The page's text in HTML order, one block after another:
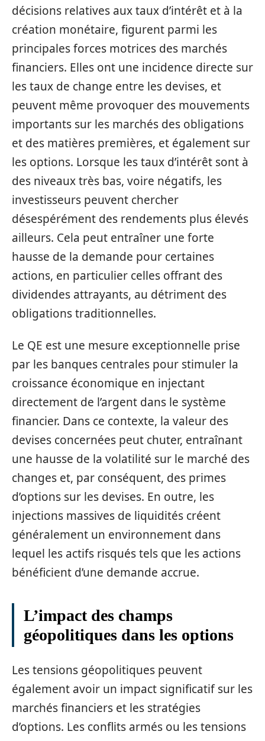
décisions relatives aux taux d’intérêt et à la
création monétaire, figurent parmi les
principales forces motrices des marchés
financiers. Elles ont une incidence directe sur
les taux de change entre les devises, et
peuvent même provoquer des mouvements
importants sur les marchés des obligations
et des matières premières, et également sur
les options. Lorsque les taux d’intérêt sont à
des niveaux très bas, voire négatifs, les
investisseurs peuvent chercher
désespérément des rendements plus élevés
ailleurs. Cela peut entraîner une forte
hausse de la demande pour certaines
actions, en particulier celles offrant des
dividendes attrayants, au détriment des
obligations traditionnelles.
Le QE est une mesure exceptionnelle prise
par les banques centrales pour stimuler la
croissance économique en injectant
directement de l’argent dans le système
financier. Dans ce contexte, la valeur des
devises concernées peut chuter, entraînant
une hausse de la volatilité sur le marché des
changes et, par conséquent, des primes
d’options sur les devises. En outre, les
injections massives de liquidités créent
généralement un environnement dans
lequel les actifs risqués tels que les actions
bénéficient d’une demande accrue.
L’impact des champs
géopolitiques dans les options
Les tensions géopolitiques peuvent
également avoir un impact significatif sur les
marchés financiers et les stratégies
d’options. Les conflits armés ou les tensions